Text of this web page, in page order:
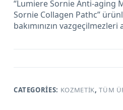
“Lumiere Sornie Anti-aging
Sornie Collagen Pathc”
bakımınızın
CATEGORIES: KOZMETIK,TÜM